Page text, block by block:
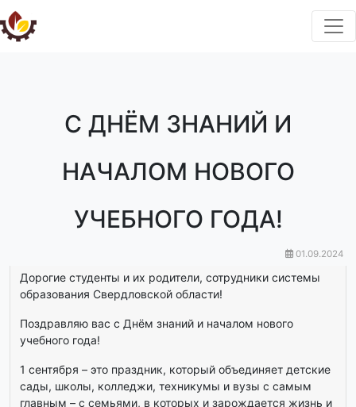
С ДНЁМ ЗНАНИЙ И
НАЧАЛОМ НОВОГО
УЧЕБНОГО ГОДА!
01.09.2024
Дорогие студенты и их родители, сотрудники системы
образования Свердловской области!
Поздравляю вас с Днём знаний и началом нового
учебного года!
1 сентября – это праздник, который объединяет детские
сады, школы, колледжи, техникумы и вузы с самым
главным – с семьями, в которых и зарождается жизнь и